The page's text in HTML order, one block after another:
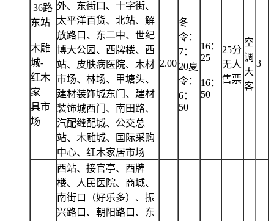
36路
东站
—
木雕
城-
红木
家
具市
场
外、东街口、十字街、
太平洋百货、北站、解
放路口、东二中、世纪
博大公园、西牌楼、西
站、皮肤病医院、木材
市场、林场、甲塘头、
建材装饰城东门、建材
装饰城西门、南田路、
汽配缝配城、公交总
站、木雕城、国际采购
中心、红木家居市场
2.00
冬
令：
7：
20夏
令：
6：
50
16：
25
16：
50
25分
无人
售票
空
调
大
客
3
西站、接官亭、西牌
楼、人民医院、商城、
南街口（好乐多）、振
兴路口、朝阳路口、东